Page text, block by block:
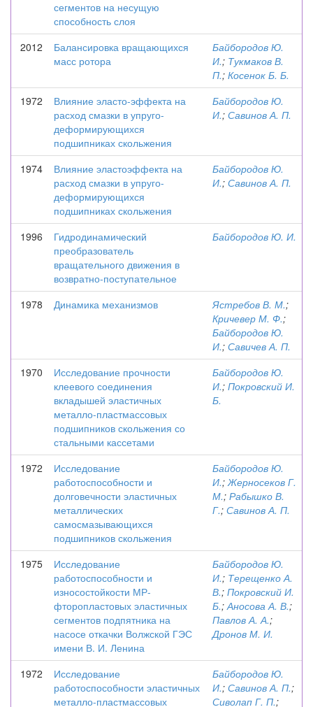
сегментов на несущую
способность слоя
2012
Балансировка вращающихся
масс ротора
Байбородов Ю.
И.; Тукмаков В.
П.; Косенок Б. Б.
1972
Влияние эласто-эффекта на
расход смазки в упруго-
деформирующихся
подшипниках скольжения
Байбородов Ю.
И.; Савинов А. П.
1974
Влияние эластоэффекта на
расход смазки в упруго-
деформирующихся
подшипниках скольжения
Байбородов Ю.
И.; Савинов А. П.
1996
Гидродинамический
преобразователь
вращательного движения в
возвратно-поступательное
Байбородов Ю. И.
1978 Динамика механизмов Ястребов В. М.;
Кричевер М. Ф.;
Байбородов Ю.
И.; Савичев А. П.
1970
Исследование прочности
клеевого соединения
вкладышей эластичных
металло-пластмассовых
подшипников скольжения со
стальными кассетами
Байбородов Ю.
И.; Покровский И.
Б.
1972
Исследование
работоспособности и
долговечности эластичных
металлических
самосмазывающихся
подшипников скольжения
Байбородов Ю.
И.;Жерносеков Г.
М.; Рабышко В.
Г.; Савинов А. П.
1975
Исследование
работоспособности и
износостойкости МР-
фторопластовых эластичных
сегментов подпятника на
насосе откачки Волжской ГЭС
имени В. И. Ленина
Байбородов Ю.
И.; Терещенко А.
В.; Покровский И.
Б.;Аносова А. В.;
Павлов А. А.;
Дронов М. И.
1972
Исследование
работоспособности эластичных
металло-пластмассовых
Байбородов Ю.
И.; Савинов А. П.;
Сиволап Г. П.;